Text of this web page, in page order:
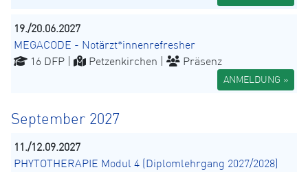
19./20.06.2027
MEGACODE - Notärzt*innenrefresher
16 DFP |
Petzenkirchen | Präsenz
ANMELDUNG »
September 2027
11./12.09.2027
PHYTOTHERAPIE Modul 4 (Diplomlehrgang 2027/2028)